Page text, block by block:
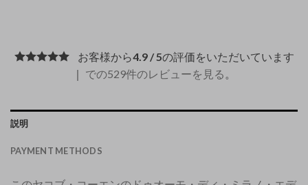
お客様から4.9 / 5の評価をいただいています
｜ での529件のレビューを見る 。
説明
PAYMENT METHODS